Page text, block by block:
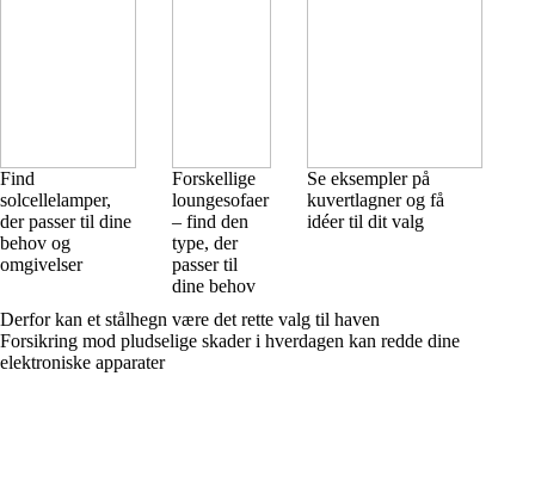
Find
solcellelamper,
der passer til dine
behov og
omgivelser
Forskellige
loungesofaer
– find den
type, der
passer til
dine behov
Se eksempler på
kuvertlagner og få
idéer til dit valg
Derfor kan et stålhegn være det rette valg til haven
Forsikring mod pludselige skader i hverdagen kan redde dine
elektroniske apparater